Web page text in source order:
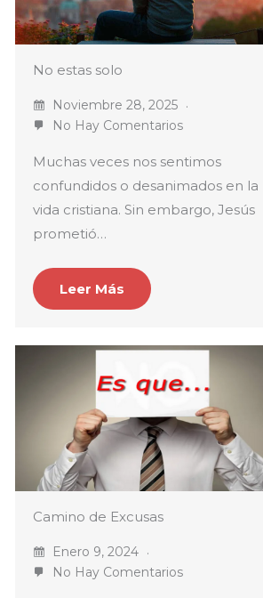
No estas solo
Noviembre 28, 2025
No Hay Comentarios
Muchas veces nos sentimos
confundidos o desanimados en la
vida cristiana. Sin embargo, Jesús
prometió…
Leer Más
Camino de Excusas
Enero 9, 2024
No Hay Comentarios